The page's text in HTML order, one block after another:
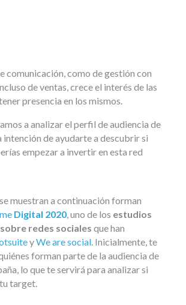
comunicación, como de gestión con
de ventas, crece el interés de las
presencia en los mismos.
a analizar el perfil de audiencia de
intención de ayudarte a descubrir si
empezar a invertir en esta red
muestran a continuación forman
Digital 2020 , uno de los estudios
redes sociales que han
yWe are social . Inicialmente, te
forman parte de la audiencia de
lo que te servirá para analizar si
target.